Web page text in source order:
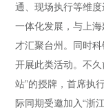
通、现场执行等维
一体化发展，与上
才汇聚台州。同时
开展此类活动。不
站”的授牌，首席执
际同期受邀加入“浙